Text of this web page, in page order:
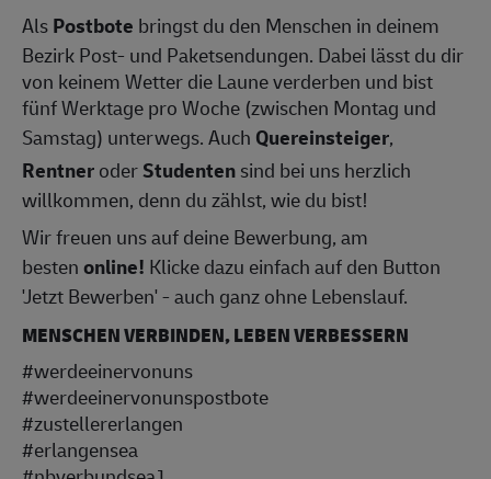
AlsPostbote bringst du den Menschen in deinem
Bezirk Post- und Paketsendungen. Dabei lässt du dir
von keinem Wetter die Laune verderben und bist
fünf Werktage pro Woche (zwischen Montag und
Samstag) unterwegs. Auch Quereinsteiger,
RentneroderStudentensind bei uns herzlich
willkommen, denn du zählst, wie du bist!
Wir freuen uns auf deine Bewerbung, am
bestenonline! Klicke dazu einfach auf den Button
'Jetzt Bewerben' - auch ganz ohne Lebenslauf.
MENSCHEN VERBINDEN, LEBEN VERBESSERN
#werdeeinervonuns
#werdeeinervonunspostbote
#zustellererlangen
#erlangensea